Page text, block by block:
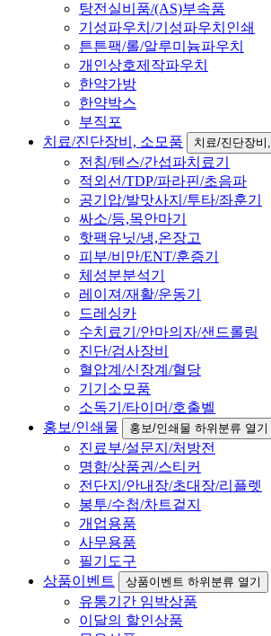
탕전실비품/(AS)부속품
기성파우치/기성파우치인쇄
튼튼팩/롤/알루미늄파우치
개인상호제작파우치
한약가방
한약박스
부직포
치료/진단장비, 소모품
치료/진단장
전침/텐스/간섭파치료기
적외선/TDP/파라핀/초음파
공기압/발맛사지/투타/좌훈기
싸소/등,목안마기
핫팩유닛/냉,온장고
피부/비만/ENT/훈증기
체성분분석기
레이져/재활/운동기
드레싱카
수치료기/안마의자/샌드롤링
진단/검사장비
혈압계/신장계/혈당
기기소모품
소독기/타이머/호출벨
홍보/인쇄물
홍보/인쇄물 하위분류 열기
진료부/설문지/처방전
명함/상품권/스티커
전단지/안내장/초대장/리플렛
봉투/수첩/차트겉지
개업용품
사무용품
필기도구
상품이벤트
상품이벤트 하위분류 열기
유통기간 임박상품
이달의 할인상품